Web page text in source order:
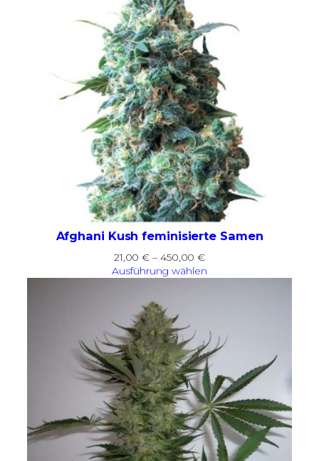
Afghani Kush feminisierte Samen
21,00€ – 450,00€Preisspanne:
21,00 €
Ausführung wählen